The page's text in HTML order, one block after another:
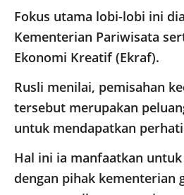
Fokus utama lobi-lobi ini
Kementerian Pariwisata
Ekonomi Kreatif (Ekraf).
Rusli menilai, pemisahan
tersebut merupakan
untuk mendapatkan
Hal ini ia manfaatkan
dengan pihak kementerian